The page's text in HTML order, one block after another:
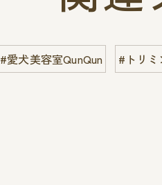
#愛犬美容室QunQun #トリ